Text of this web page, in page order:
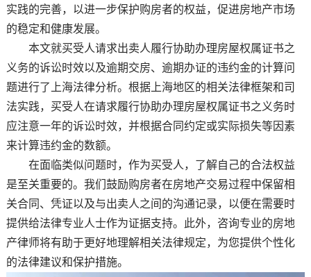
实践的完善，以进一步保护购房者的权益，促进房地产市场
的稳定和健康发展。
本文就买受人请求出卖人履行协助办理房屋权属证书之
义务的诉讼时效以及逾期交房、逾期办证的违约金的计算问
题进行了上海法律分析。根据上海地区的相关法律框架和司
法实践，买受人在请求履行协助办理房屋权属证书之义务时
应注意一年的诉讼时效，并根据合同约定或实际损失等因素
来计算违约金的数额。
在面临类似问题时，作为买受人，了解自己的合法权益
是至关重要的。我们鼓励购房者在房地产交易过程中保留相
关合同、凭证以及与出卖人之间的沟通记录，以便在需要时
提供给法律专业人士作为证据支持。此外，咨询专业的房地
产律师将有助于更好地理解相关法律规定，为您提供个性化
的法律建议和保护措施。